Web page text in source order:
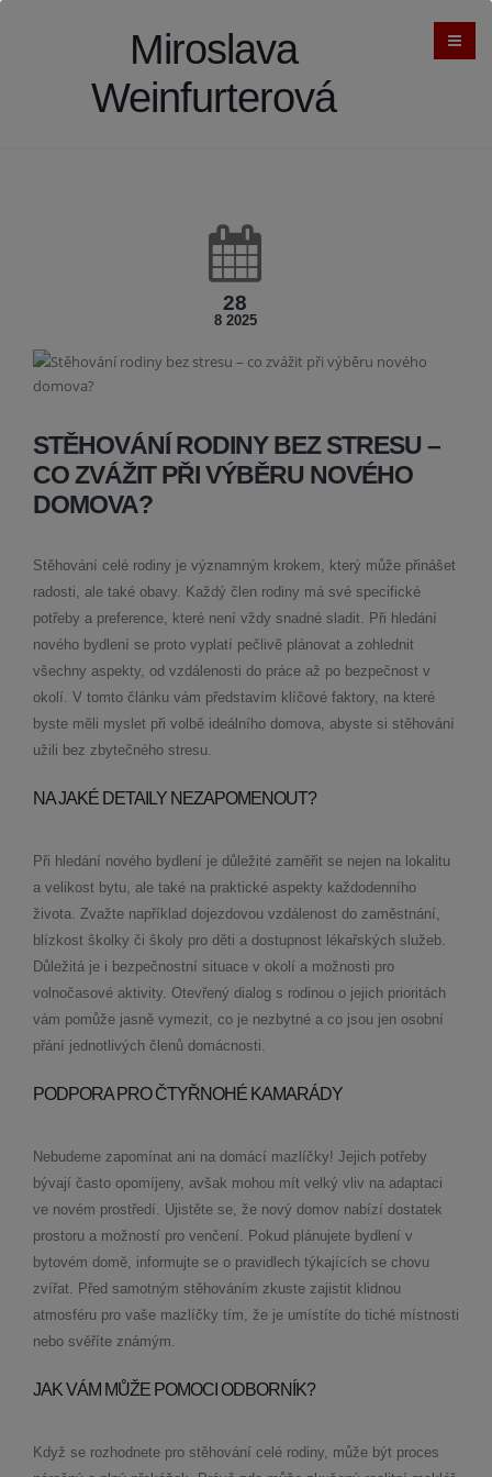
Miroslava
Weinfurterová
28
8 2025
STĚHOVÁNÍ RODINY BEZ STRESU –
CO ZVÁŽIT PŘI VÝBĚRU NOVÉHO
DOMOVA?
Stěhování celé rodiny je významným krokem, který může přinášet
radosti, ale také obavy. Každý člen rodiny má své specifické
potřeby a preference, které není vždy snadné sladit. Při hledání
nového bydlení se proto vyplatí pečlivě plánovat a zohlednit
všechny aspekty, od vzdálenosti do práce až po bezpečnost v
okolí. V tomto článku vám představím klíčové faktory, na které
byste měli myslet při volbě ideálního domova, abyste si stěhování
užili bez zbytečného stresu.
NA JAKÉ DETAILY NEZAPOMENOUT?
Při hledání nového bydlení je důležité zaměřit se nejen na lokalitu
a velikost bytu, ale také na praktické aspekty každodenního
života. Zvažte například dojezdovou vzdálenost do zaměstnání,
blízkost školky či školy pro děti a dostupnost lékařských služeb.
Důležitá je i bezpečnostní situace v okolí a možnosti pro
volnočasové aktivity. Otevřený dialog s rodinou o jejich prioritách
vám pomůže jasně vymezit, co je nezbytné a co jsou jen osobní
přání jednotlivých členů domácnosti.
PODPORA PRO ČTYŘNOHÉ KAMARÁDY
Nebudeme zapomínat ani na domácí mazlíčky! Jejich potřeby
bývají často opomíjeny, avšak mohou mít velký vliv na adaptaci
ve novém prostředí. Ujistěte se, že nový domov nabízí dostatek
prostoru a možností pro venčení. Pokud plánujete bydlení v
bytovém domě, informujte se o pravidlech týkajících se chovu
zvířat. Před samotným stěhováním zkuste zajistit klidnou
atmosféru pro vaše mazlíčky tím, že je umístíte do tiché místnosti
nebo svěříte známým.
JAK VÁM MŮŽE POMOCI ODBORNÍK?
Když se rozhodnete pro stěhování celé rodiny, může být proces